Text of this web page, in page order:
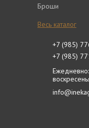
Броши
Весь каталог
+7 (985)
+7 (985)